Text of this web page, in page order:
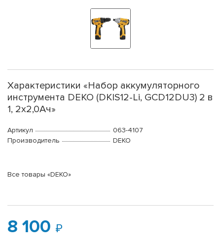
Характеристики «Набор аккумуляторного
инструмента DEKO (DKIS12-Li, GCD12DU3) 2 в
1, 2х2,0Ач»
Артикул
063-4107
Производитель
DEKO
Все товары «DEKO»
8 100